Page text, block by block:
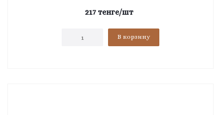
217тенге/шт
В корзину